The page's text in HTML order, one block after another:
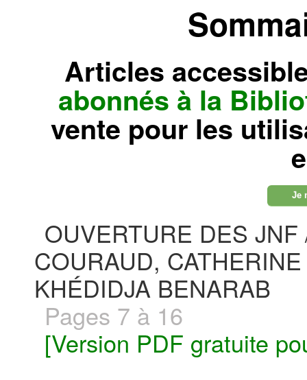
Articles
abonnés à la
vente pour les
Je
OUVERTURE DES JNF
COURAUD,
KHÉDIDJA BENARAB
Pages 7 à 16
[Version PDF gratuite